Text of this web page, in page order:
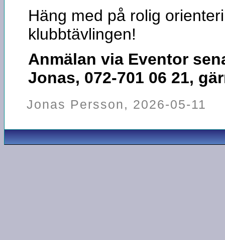
Häng med på rolig
klubbtävlingen!
Anmälan via Eventor
Jonas, 072-701 06 21,
Jonas Persson, 2026-05-11